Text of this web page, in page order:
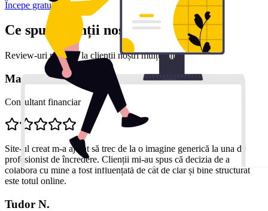
Începe gratuit
Ce spun clienții noștri
Review-uri reale de la clienții noștri mulțumiți
Marius D.
Consultant financiar
Site-ul creat m-a ajutat să trec de la o imagine generică la una de
profesionist de încredere. Clienții mi-au spus că decizia de a
colabora cu mine a fost influențată de cât de clar și bine structurat
este totul online.
Tudor N.